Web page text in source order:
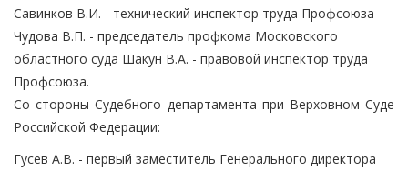
Савинков В.И. - технический инспектор труда Профсоюза
Чудова В.П. - председатель профкома Московского
областного суда Шакун В.А. - правовой инспектор труда
Профсоюза.
Со стороны Судебного департамента при Верховном Суде
Российской Федерации:
Гусев А.В. - первый заместитель Генерального директора